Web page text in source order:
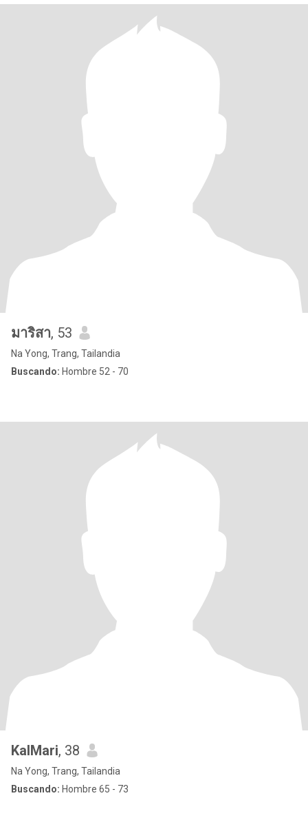
มาริสา, 53
Na Yong, Trang, Tailandia
Buscando: Hombre 52 - 70
KalMari, 38
Na Yong, Trang, Tailandia
Buscando: Hombre 65 - 73